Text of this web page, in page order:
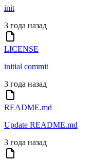
init
3 года назад
LICENSE
initial commit
3 года назад
README.md
Update README.md
3 года назад